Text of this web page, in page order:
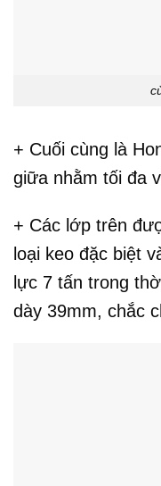
+ Cuối cùng là
giữa nhằm tối đa
+ Các lớp trên
loại keo đặc biệt
lực 7 tấn trong
dày 39mm, chắc